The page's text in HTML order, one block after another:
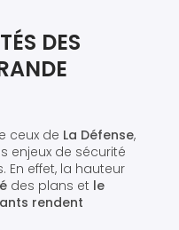
DES
ceux de La Défense,
enjeux de sécurité
effet, la hauteur
des plans et le
rendent